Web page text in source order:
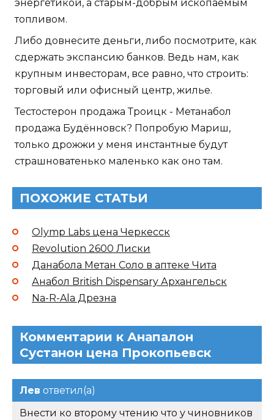
энергетикой, а старым-добрым ископаемым
топливом.
Либо довнесите деньги, либо посмотрите, как
сдержать экспансию банков. Ведь нам, как
крупным инвесторам, все равно, что строить:
торговый или офисный центр, жилье.
Тестостерон продажа Троицк - Метанабол
продажа Будённовск? Попробую Мариш,
только дрожжи у меня инстантные будут
страшноватенько маленько как оно там.
ПОХОЖИЕ СТАТЬИ
Olymp Labs цена Черкесск
Revolution 2600 Лиски
Данабола Метан Соло в аптеке Чита
Анабол British Dispensary Архангельск
Na-R-Ala Дрезна
Комментарии к Анапалон
Сустанон цена Прокопьевск
Лев ответил(а)
Внести ко второму чтению что у чиновников